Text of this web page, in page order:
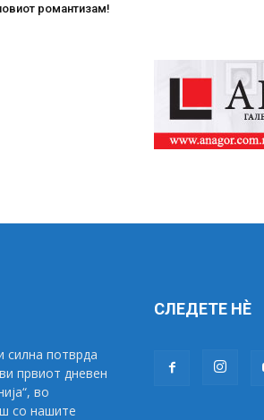
романтизам!
силна потврда
првиот дневен
во
со нашите
СЛЕДЕТЕ НÈ